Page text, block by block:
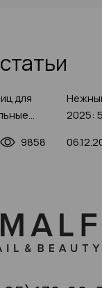
для
9858
2025: